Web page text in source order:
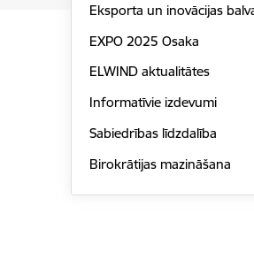
Eksporta un inovācijas
EXPO 2025 Osaka
ELWIND aktualitātes
Informatīvie izdevumi
Sabiedrības līdzdalība
Birokrātijas mazināšana